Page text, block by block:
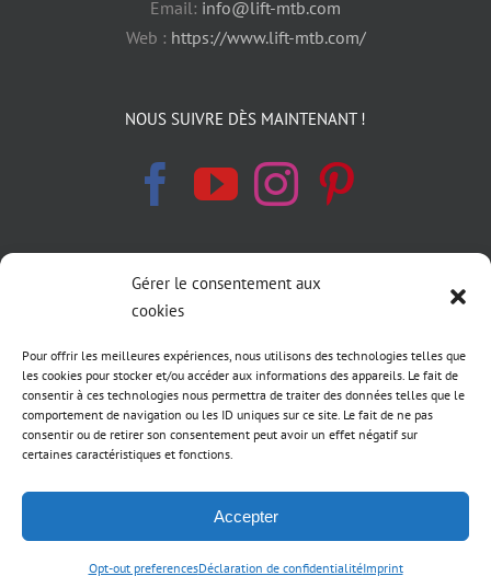
Gérer le consentement aux
cookies
Pour offrir les meilleures expériences, nous utilisons des technologies telles que
les cookies pour stocker et/ou accéder aux informations des appareils. Le fait de
consentir à ces technologies nous permettra de traiter des données telles que le
comportement de navigation ou les ID uniques sur ce site. Le fait de ne pas
consentir ou de retirer son consentement peut avoir un effet négatif sur
certaines caractéristiques et fonctions.
Accepter
Opt-out preferencesDéclaration de confidentialitéImprint
Email: info@lift-mtb.com
Web : https://www.lift-mtb.com/
NOUS SUIVRE DÈS MAINTENANT !
INFORMATIONS LÉGALES
Déclaration de confidentialité
Conditions générale de vente LIFT MTB